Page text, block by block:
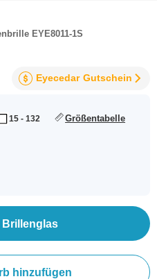
EYE8011-1S
Eyecedar Gutschein
15 - 132 Größentabelle
hinzufügen